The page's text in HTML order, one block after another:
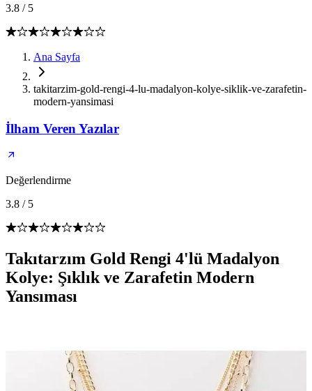
3.8 / 5
Ana Sayfa
takitarzim-gold-rengi-4-lu-madalyon-kolye-siklik-ve-zarafetin-
modern-yansimasi
İlham Veren Yazılar
Değerlendirme
3.8 / 5
Takıtarzım Gold Rengi 4'lü Madalyon
Kolye: Şıklık ve Zarafetin Modern
Yansıması